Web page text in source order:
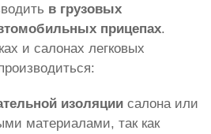
в грузовых
прицепах.
и салонах легковых
изоляции салона или
материалами, так как